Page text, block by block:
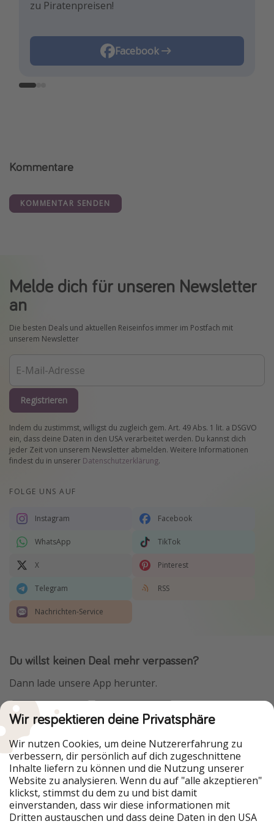
zu Piratenpreisen!
Facebook
besten Reisedeals inspirieren!
Instagram
Reisehacks!
TikTok
Kommentare
KOMMENTAR SENDEN
Melde dich für unseren Newsletter
an
Die besten Deals und aktuellen Reiseinfos immer im Postfach mit
unserem Newsletter
Registrieren
Indem du zustimmst, willigst du zugleich gem. Art. 49 Abs. 1 lit. a DSGVO
ein, dass deine Daten in den USA verarbeitet werden. Du kannst dich
jeder Zeit von unserem Newsletter abmelden. Weitere Informationen
findest du in unserer Datenschutzerklärung.
FOLGE UNS AUF
Instagram Facebook
WhatsApp TikTok
X Pinterest
Telegram RSS
Nachrichten-Service
Du willst keinen Deal mehr verpassen?
Dann lade unsere App herunter.
Urlaubspiraten ist Teil der HolidayPirates Group
Unsere Märkte
PiratinViaggio
HolidayPirates
VakantiePiraten
WakacyjniPiraci
VoyagesPirates
Ferienpiraten
Urlaubspiraten
ViajerosPiratas
Wir respektieren deine Privatsphäre
Wir nutzen Cookies, um deine Nutzererfahrung zu
verbessern, dir persönlich auf dich zugeschnittene
Inhalte liefern zu können und die Nutzung unserer
Website zu analysieren. Wenn du auf "alle akzeptieren"
klickst, stimmst du dem zu und bist damit
einverstanden, dass wir diese informationen mit
Dritten austauschen und dass deine Daten in den USA